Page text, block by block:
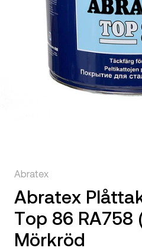
Abratex
Abratex
Top 86 RA758
Mörkröd